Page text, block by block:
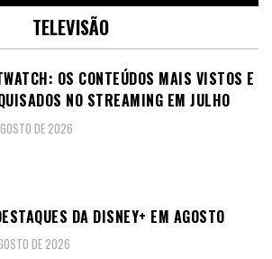
TELEVISÃO
OS CONTEÚDOS MAIS VISTOS E
NO STREAMING EM JULHO
DE 2026
DA DISNEY+ EM AGOSTO
DE 2026